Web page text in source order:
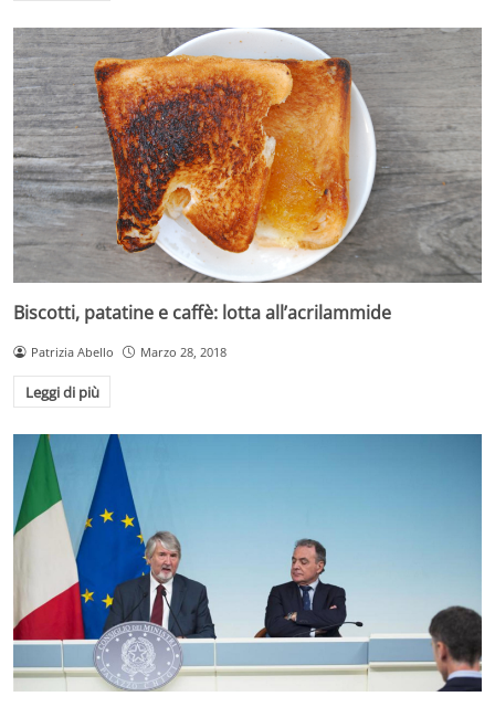
Biscotti, patatine e caffè: lotta all’acrilammide
Patrizia Abello Marzo 28, 2018
Leggi di più